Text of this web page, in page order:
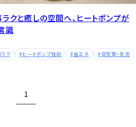
クと癒しの空間へ、ヒートポンプが
識
ク ヒートポンプ技術 省エネ 空気質・気流
1